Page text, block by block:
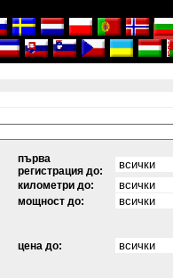
първа
регистрация до:
километри до:
мощност до:
цена до: